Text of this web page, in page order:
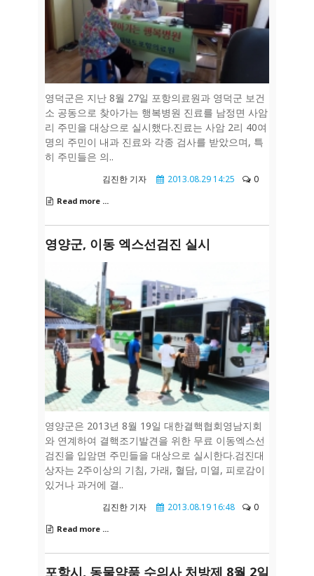
영덕군은 지난 8월 27일 포항의료원과 영덕군 보건
소 공동으로 찾아가는 행복병원 진료를 남정면 사암
리 주민을 대상으로 실시했다.진료는 사암 2리 40여
명의 주민이 내과 진료와 각종 검사를 받았으며, 특
히 주민들은 의..
김진한 기자 2013.08.29 14:25 0
Read more ...
영양군, 이동 엑스선검진 실시
영양군은 2013년 8월 19일 대한결핵협회영남지회
와 연계하여 결핵조기발견을 위한 무료 이동엑스선
검진을 입암면 주민들을 대상으로 실시한다.검진대
상자는 2주이상의 기침, 가래, 혈담, 미열, 피로감이
있거나 과거에 결..
김진한 기자 2013.08.19 16:48 0
Read more ...
포항시, 동물약품 수의사 처방제 8월 2일